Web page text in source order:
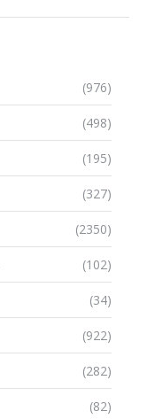
(976)
(498)
(195)
(327)
(2350)
(102)
(34)
(922)
(282)
(82)